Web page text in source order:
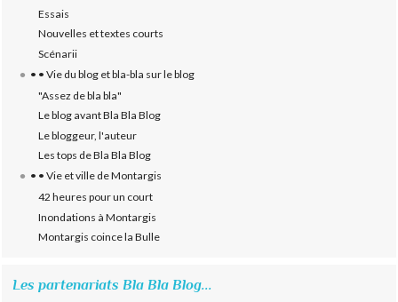
Essais
Nouvelles et textes courts
Scénarii
• • Vie du blog et bla-bla sur le blog
"Assez de bla bla"
Le blog avant Bla Bla Blog
Le bloggeur, l'auteur
Les tops de Bla Bla Blog
• • Vie et ville de Montargis
42 heures pour un court
Inondations à Montargis
Montargis coince la Bulle
Les partenariats Bla Bla Blog...